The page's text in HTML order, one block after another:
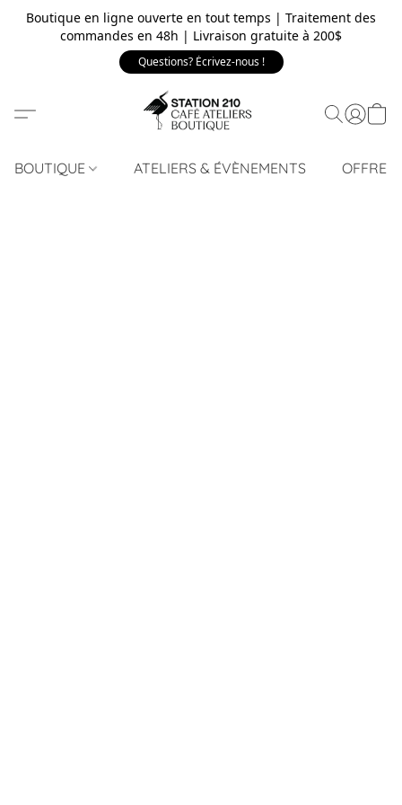
Boutique en ligne ouverte en tout temps | Traitement des
commandes en 48h | Livraison gratuite à 200$
Questions? Écrivez-nous !
BOUTIQUE ATELIERS & ÉVÈNEMENTS OFFRE